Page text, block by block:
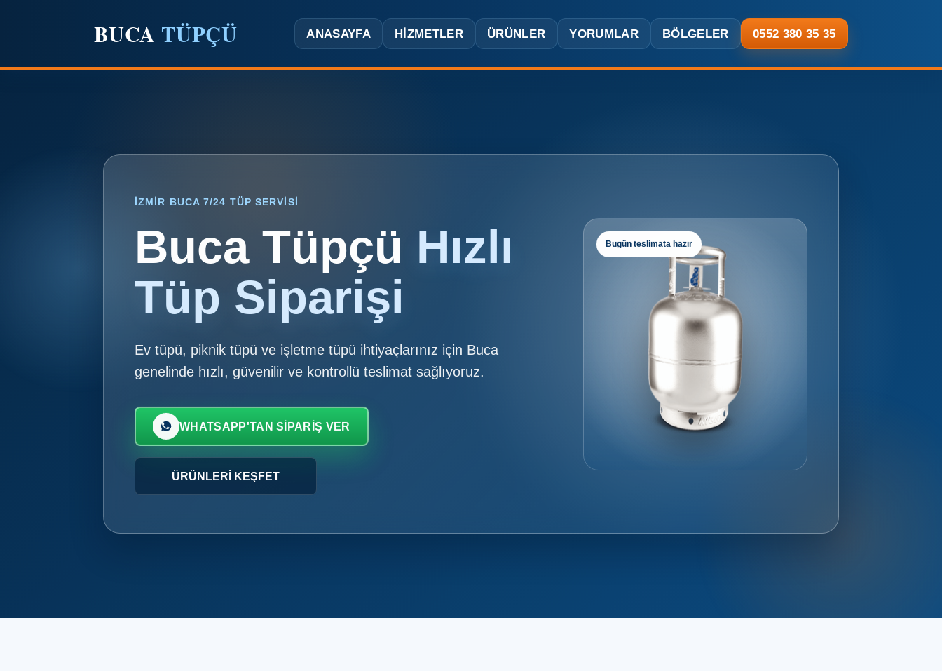
BUCA TÜPÇÜ ANASAYFA HIZMETLER ÜRÜNLER YORUMLAR BÖLGELER 0552 380 35 35
İZMIR BUCA 7/24 TÜP SERVISI
Buca Tüpçü Hızlı
Tüp Siparişi
Ev tüpü, piknik tüpü ve işletme tüpü ihtiyaçlarınız için Buca
genelinde hızlı, güvenilir ve kontrollü teslimat sağlıyoruz.
WHATSAPP'TAN SIPARIŞ VER
ÜRÜNLERI KEŞFET
Bugün teslimata hazır